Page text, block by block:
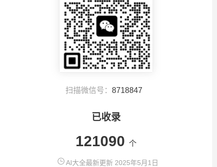
扫描微信号： 8718847
已收录
121090 个
AI大全最新更新 2025年5月1日